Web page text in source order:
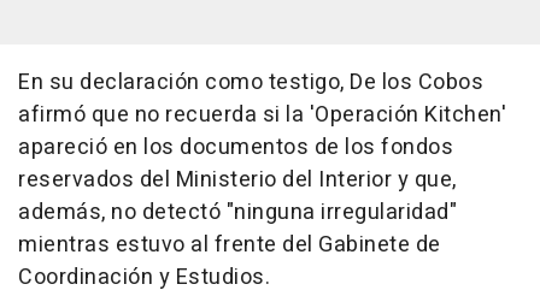
En su declaración como testigo, De los Cobos
afirmó que no recuerda si la 'Operación Kitchen'
apareció en los documentos de los fondos
reservados del Ministerio del Interior y que,
además, no detectó "ninguna irregularidad"
mientras estuvo al frente del Gabinete de
Coordinación y Estudios.